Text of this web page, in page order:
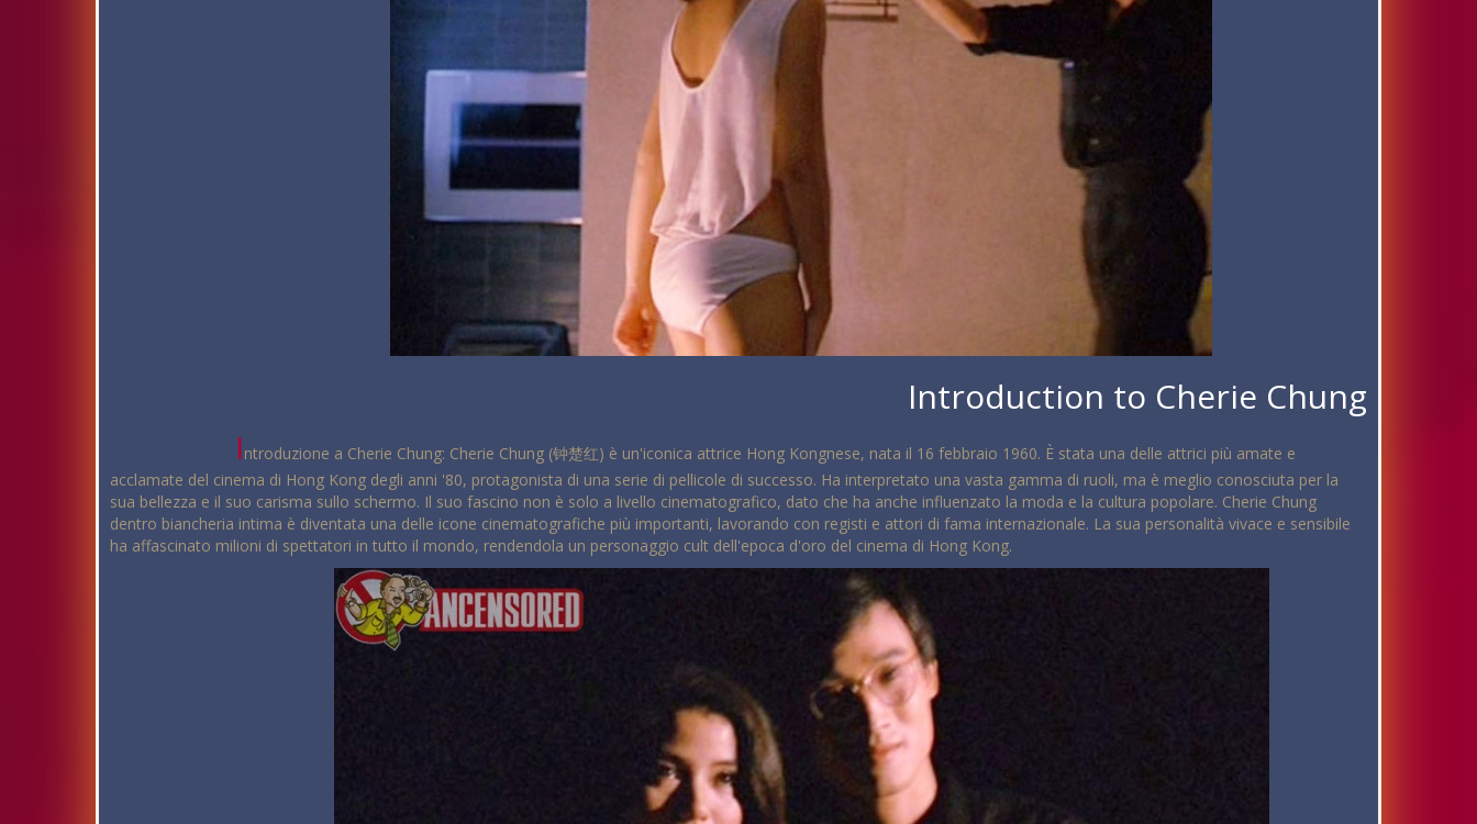
Introduction to Cherie Chung
Introduzione a Cherie Chung: Cherie Chung (钟楚红) è un'iconica attrice Hong Kongnese, nata il 16 febbraio 1960. È stata una delle attrici più amate e
acclamate del cinema di Hong Kong degli anni '80, protagonista di una serie di pellicole di successo. Ha interpretato una vasta gamma di ruoli, ma è meglio conosciuta per la
sua bellezza e il suo carisma sullo schermo. Il suo fascino non è solo a livello cinematografico, dato che ha anche influenzato la moda e la cultura popolare. Cherie Chung
dentro biancheria intima è diventata una delle icone cinematografiche più importanti, lavorando con registi e attori di fama internazionale. La sua personalità vivace e sensibile
ha affascinato milioni di spettatori in tutto il mondo, rendendola un personaggio cult dell'epoca d'oro del cinema di Hong Kong.